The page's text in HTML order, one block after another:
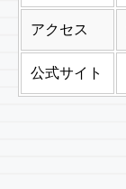
アクセス
公式サイト